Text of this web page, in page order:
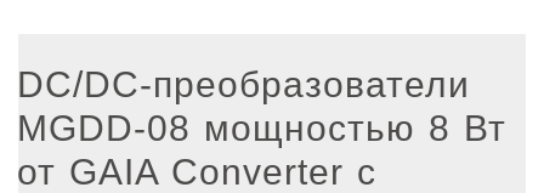
DC/DC-преобразователи
MGDD-08 мощностью 8 Вт
от GAIA Converter с